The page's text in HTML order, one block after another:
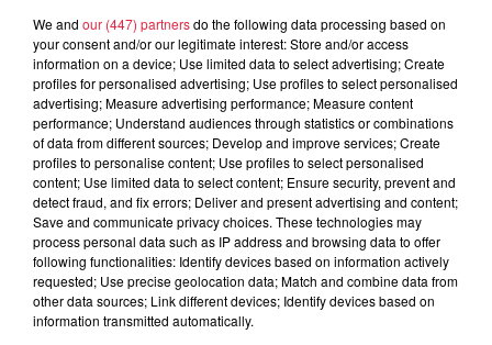
6 août 2026
À Hoerdt, de l’eau brune sort des
robinets
6 août 2026
Tags antisémites à Strasbourg :
Catherine Trautmann réagit
We and our (447) partnersdo the following data processing based on
your consent and/or our legitimate interest: Store and/or access
information on a device; Use limited data to select advertising; Create
profiles for personalised advertising; Use profiles to select personalised
advertising; Measure advertising performance; Measure content
performance; Understand audiences through statistics or combinations
of data from different sources; Develop and improve services; Create
profiles to personalise content; Use profiles to select personalised
content; Use limited data to select content; Ensure security, prevent and
detect fraud, and fix errors; Deliver and present advertising and content;
Save and communicate privacy choices. These technologies may
process personal data such as IP address and browsing data to offer
following functionalities: Identify devices based on information actively
requested; Use precise geolocation data; Match and combine data from
other data sources; Link different devices; Identify devices based on
information transmitted automatically.